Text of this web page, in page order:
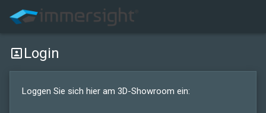
portrait Login
Loggen Sie sich hier am 3D-Showroom ein: